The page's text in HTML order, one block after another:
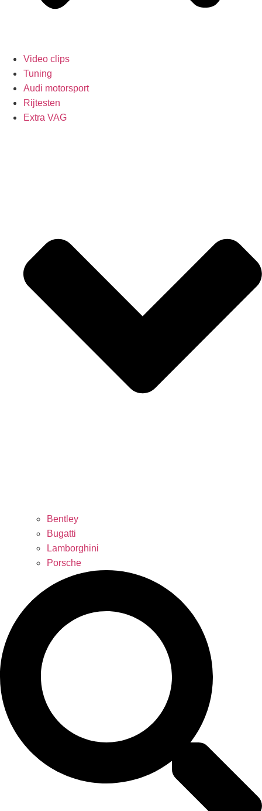
Video clips
Tuning
Audi motorsport
Rijtesten
Extra VAG
Bentley
Bugatti
Lamborghini
Porsche